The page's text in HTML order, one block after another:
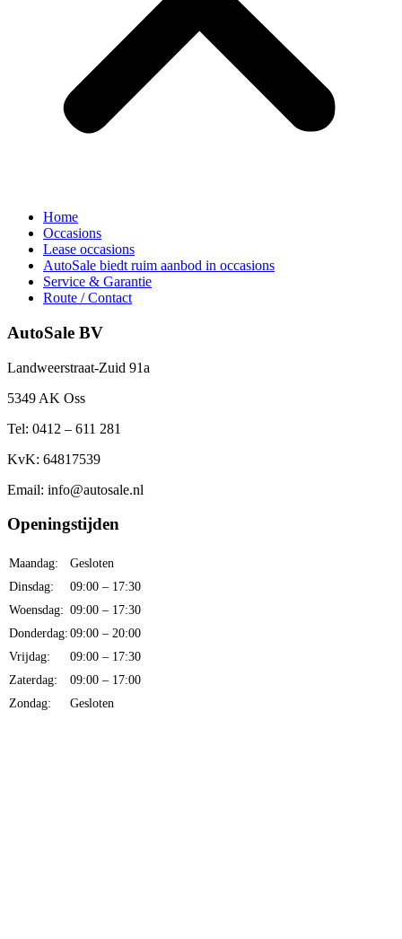
Home
Occasions
Lease occasions
AutoSale biedt ruim aanbod in occasions
Service & Garantie
Route / Contact
AutoSale BV
Landweerstraat-Zuid 91a
5349 AK Oss
Tel: 0412 – 611 281
KvK: 64817539
Email: info@autosale.nl
Openingstijden
Maandag:
Gesloten
Dinsdag:
09:00 – 17:30
Woensdag: 09:00 – 17:30
Donderdag: 09:00 – 20:00
Vrijdag:
09:00 – 17:30
Zaterdag:
09:00 – 17:00
Zondag:
Gesloten